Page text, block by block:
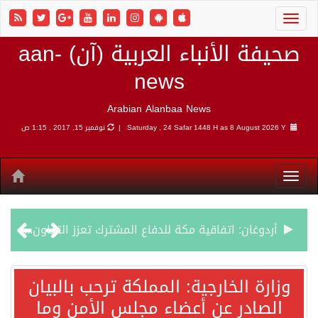
صحيفة الأنباء العربية (آن) aan-
news
Arabian Alanbaa News
Saturday , 24 Safar 1448 H as8 August 2026 Y | نوفمبر 15, 2017 , 1:15 ص
أردوغان: اتفاقية مكة للدفاع المشترك تعزز التعاون الأمني ولا تستهدف أي دولة
سمو وزير الخارجية : اتفاقية مكة تعكس الإرادة السياسية لحماية أمن المنطقة
وزارة الخارجية: المملكة ترحب بالبيان
الصادر عن أعضاء مجلس الأمن وما